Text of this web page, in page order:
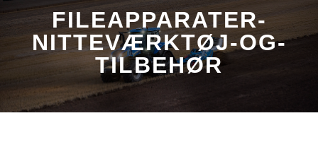
FILEAPPARATER-
NITTEVÆRKTØJ-OG-
TILBEHØR